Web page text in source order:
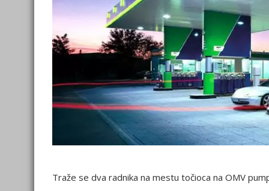
Traže se dva radnika na mestu točioca na OMV